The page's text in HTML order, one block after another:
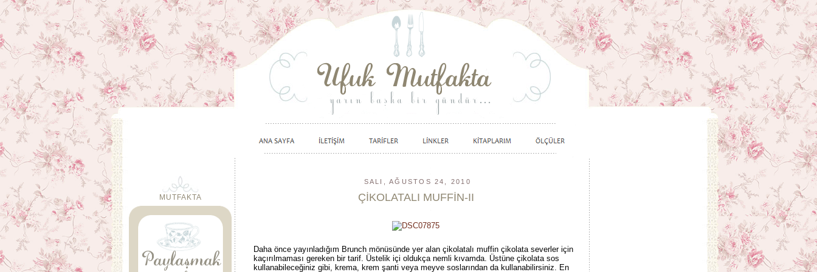
SALI, AĞUSTOS 24, 2010
ÇİKOLATALI MUFFİN-II
Daha önce yayınladığım Brunch mönüsünde yer alan çikolatalı muffin çikolata severler için
kaçırılmaması gereken bir tarif. Üstelik içi oldukça nemli kıvamda. Üstüne çikolata sos
kullanabileceğiniz gibi, krema, krem şanti veya meyve soslarından da kullanabilirsiniz. En
MUTFAKTA